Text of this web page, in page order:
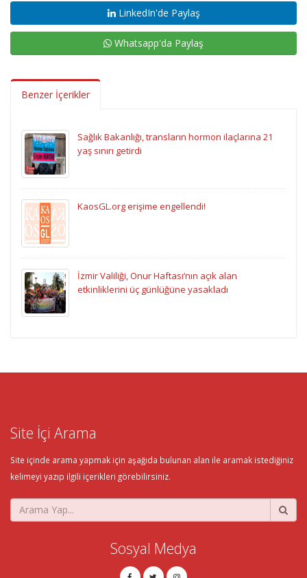
LinkedIn'de Paylaş
Whatsapp'da Paylaş
Benzer İçerikler
Sağlık Bakanlığı, transların hormon ilaçlarına 21
yaş sınırı getirdi
KaosGL.org erişime engellendi!
İzmir Valiliği, Onur Haftası’nın açık alan
etkinliklerini üç günlüğüne yasakladı
Site İçi Arama
Site içinde arama yapmak için aşağıda bulunan alan ile aramak istediğiniz
kelimeyi yazıp ilgili içerikleri görebilirsiniz.
Sosyal Medya